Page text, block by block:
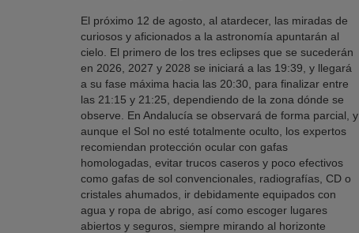
El próximo 12 de agosto, al atardecer, las miradas de
curiosos y aficionados a la astronomía apuntarán al
cielo. El primero de los tres eclipses que se sucederán
en 2026, 2027 y 2028 se iniciará a las 19:39, y llegará
a su fase máxima hacia las 20:30, para finalizar entre
las 21:15 y 21:25, dependiendo de la zona dónde se
observe. En Andalucía se observará de forma parcial, y
aunque el Sol no esté totalmente oculto, los expertos
recomiendan protección ocular con gafas
homologadas, evitar trucos caseros y poco efectivos
como gafas de sol convencionales, radiografías, CD o
cristales ahumados, ir debidamente equipados con
agua y ropa de abrigo, así como escoger lugares
abiertos y seguros, siempre mirando al horizonte